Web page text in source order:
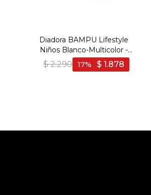
Diadora BAMPU Lifestyle
Niños Blanco-Multicolor -
Blanco-Multicolor
$ 2.290 $ 1.878
17